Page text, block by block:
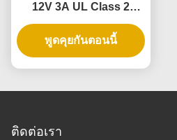
12V 3A UL Class 2
สำหรับไฟ LED Strip
พร้อมรับประกัน 3 ปี และ
แรงดันไฟฟ้าต่ำที่ปลอดภัย
พูดคุยกันตอนนี้
ติดต่อเรา